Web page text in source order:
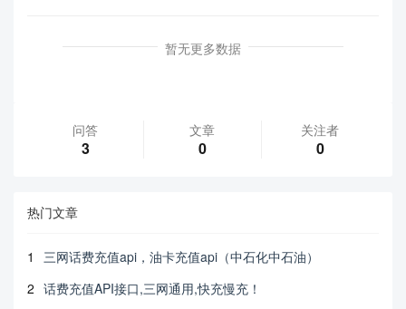
暂无更多数据
问答
3
文章
0
关注者
0
热门文章
1
三网话费充值api，油卡充值api（中石化中石油）
2 话费充值API接口,三网通用,快充慢充！